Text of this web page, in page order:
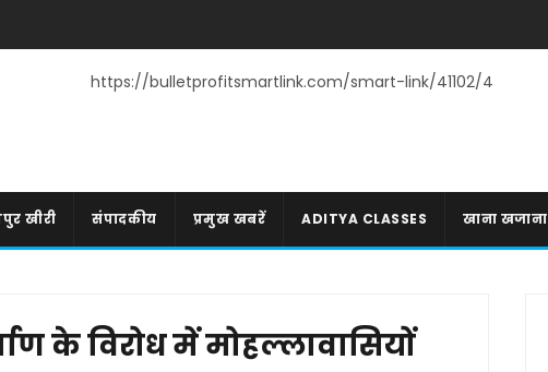
https://bulletprofitsmartlink.com/smart-link/41102/4
खीरी संपादकीय प्रमुख खबरें ADITYA CLASSES खाना खजाना
के विरोध में मोहल्लावासियों